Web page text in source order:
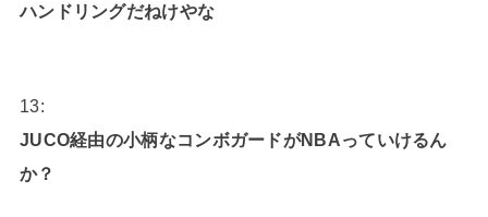
ハンドリングだねけやな
13:
JUCO経由の小柄なコンボガードがNBAっていけるん
か？